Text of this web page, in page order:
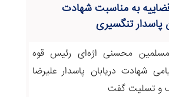
به مناسبت شهادت
پاسدار تنگسیری
محسنی اژه‌ای رئیس قوه
شهادت دریابان پاسدار علیرضا
و تسلیت گفت